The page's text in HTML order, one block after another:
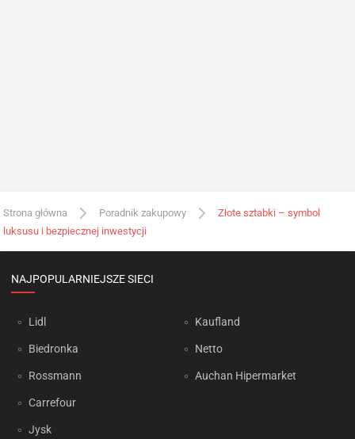
Strona główna Poradnik zakupowy
Złote sztabki – symbol
luksusu i bezpiecznej inwestycji
NAJPOPULARNIEJSZE SIECI
Lidl
Biedronka
Rossmann
Carrefour
Jysk
Kaufland
Netto
Auchan Hipermarket